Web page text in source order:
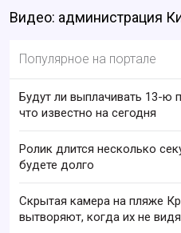
Видео: администрация
Популярное на портале
Будут ли выплачивать 13-ю
что известно на сегодня
Ролик длится несколько
будете долго
Скрытая камера на пляже
вытворяют, когда их не